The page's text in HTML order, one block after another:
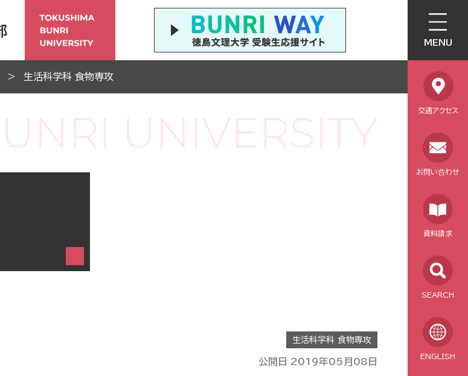
MENU
交通アクセス
お問い合わせ
資料請求
SEARCH
ENGLISH
生活科学科 食物専攻
生活科学科 食物専攻
公開日 2019年05月08日